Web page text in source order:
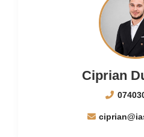
Ciprian